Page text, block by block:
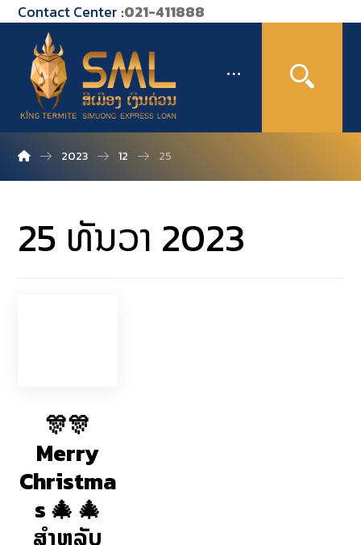
Contact Center :021-411888
2023 12 25
25 ທັນວາ 2023
🎊🎊
Merry
Christma
s 🎄 🎄
ສຳຫລັບ